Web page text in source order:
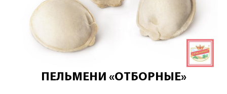
ПЕЛЬМЕНИ «ОТБОРНЫЕ»